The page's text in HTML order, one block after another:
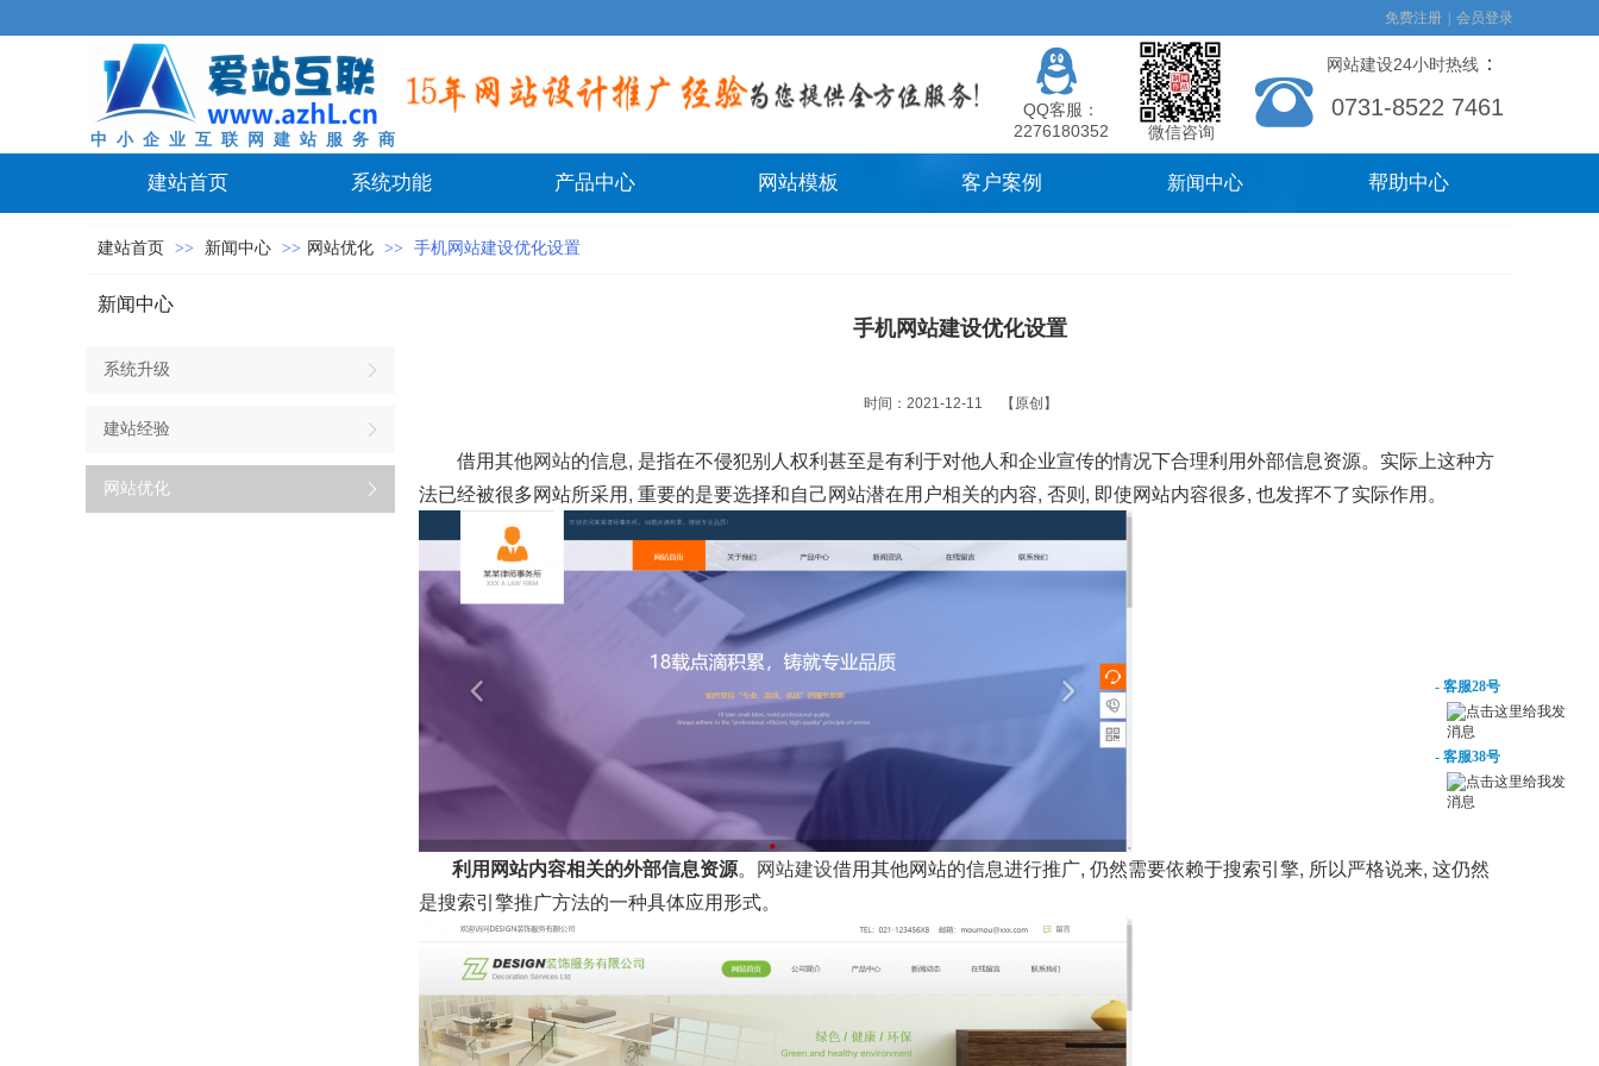
网站建设24小时热线 ：
0731-8522 7461
微信咨询
QQ客服：
2276180352
中 小 企 业 互 联 网 建 站 服 务 商
免费注册 会员登录
建站首页 系统功能 产品中心 网站模板 客户案例 新闻中心 帮助中心
建站首页 >> 新闻中心 >> 网站优化 >> 手机网站建设优化设置
新闻中心
系统升级
建站经验
网站优化
手机网站建设优化设置
时间：2021-12-11 【原创】
借用其他网站的信息, 是指在不侵犯别人权利甚至是有利于对他人和企业宣传的情况下合理利用外部信息资源。实际上这种方
法已经被很多网站所采用, 重要的是要选择和自己网站潜在用户相关的内容, 否则, 即使网站内容很多, 也发挥不了实际作用。
利用网站内容相关的外部信息资源。 网站建设借用其他网站的信息进行推广, 仍然需要依赖于搜索引擎, 所以严格说来, 这仍然
是搜索引擎推广方法的一种具体应用形式。
- 客服28号
- 客服38号